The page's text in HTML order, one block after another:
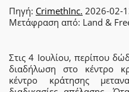
Πηγή: CrimethInc. 2026-02-
Μετάφραση από: Land &
Στις 4 Ιουλίου, περίπου
διαδήλωση στο κέντρο
κέντρο κράτησης